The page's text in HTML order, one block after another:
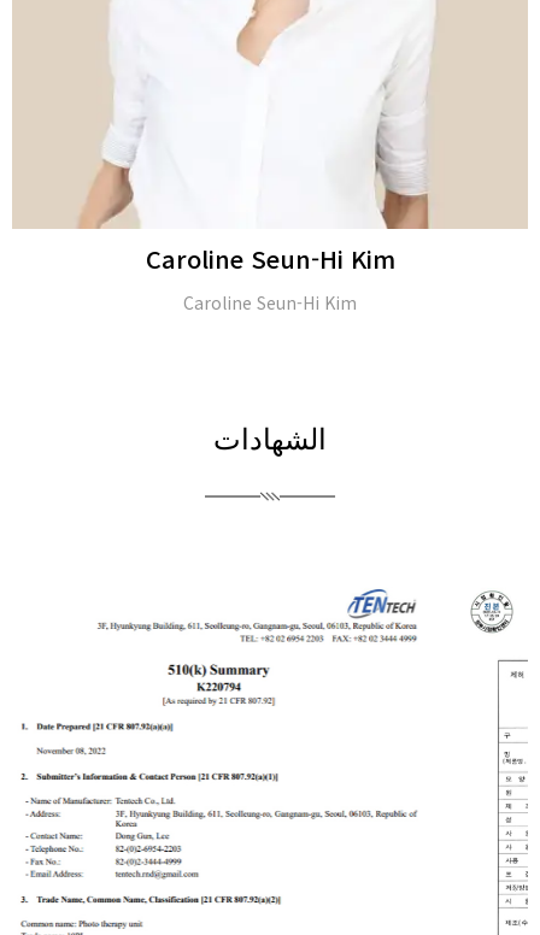
JongSeo Kim
Director of ‘Kim-JongSeo Plastic Surgery Clinic’ in (Seoul,
الشهادات